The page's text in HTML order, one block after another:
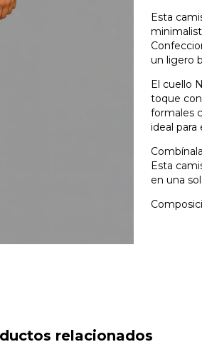
Esta
un ligero
El cuello
toque
formales
ideal para
Esta
en una
relacionados